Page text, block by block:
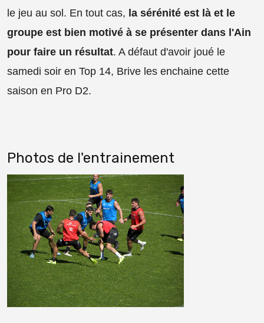
le jeu au sol. En tout cas, la sérénité est là et le
groupe est bien motivé à se présenter dans l'Ain
pour faire un résultat. A défaut d'avoir joué le
samedi soir en Top 14, Brive les enchaine cette
saison en Pro D2.
Photos de l'entrainement